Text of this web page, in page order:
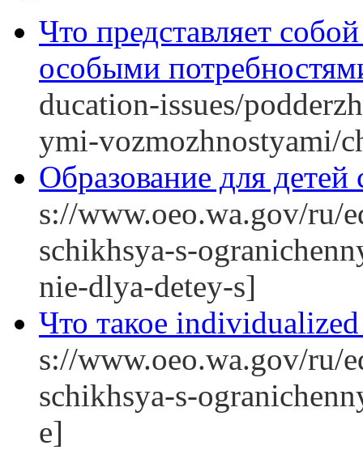
Что представляет
особыми
ducation-issues/
ymi-vozmozhnostyami/
Образование для
s://www.oeo.wa.gov/ru/
schikhsya-s-
nie-dlya-detey-s]
Что такое
s://www.oeo.wa.gov/ru/
schikhsya-s-
e]